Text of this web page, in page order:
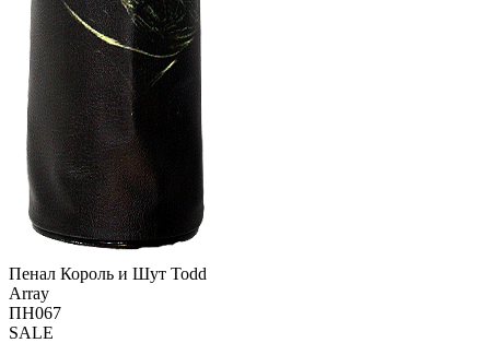
Пенал Король и Шут Todd
Array
ПН067
SALE